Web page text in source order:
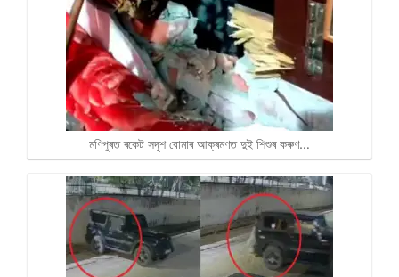
মণিপুৰত ৰকেট সদৃশ বোমাৰ আক্ৰমণত দুই শিশুৰ কৰুণ…